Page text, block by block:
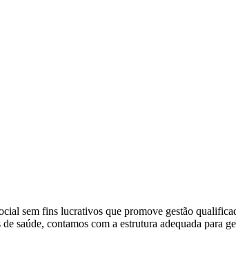
sem fins lucrativos que promove gestão
saúde, contamos com a estrutura adequada para